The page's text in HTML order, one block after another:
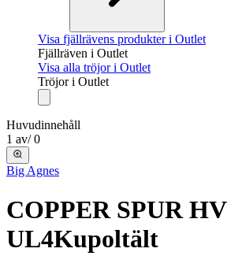
Visa fjällrävens produkter i Outlet
Fjällräven i Outlet
Visa alla tröjor i Outlet
Tröjor i Outlet
Huvudinnehåll
1 av/ 0
Big Agnes
COPPER SPUR HV
UL4Kupoltält